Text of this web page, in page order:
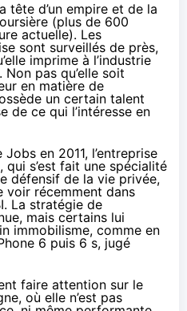
tête d’un empire et de la
(plus de 600
actuelle). Les
sont surveillés de près,
imprime à l’industrie
pas qu’elle soit
en matière de
un certain talent
de ce qui l’intéresse en
en 2011, l’entreprise
s’est fait une spécialité
défensif de la vie privée,
voir récemment dans
. La stratégie de
mais certains lui
immobilisme, comme en
6 puis 6 s, jugé
faire attention sur le
où elle n’est pas